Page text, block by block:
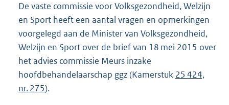
b
De vaste commissie voor Volksgezondheid, Welzijn
en Sport heeft een aantal vragen en opmerkingen
voorgelegd aan de Minister van Volksgezondheid,
Welzijn en Sport over de brief van 18 mei 2015 over
het advies commissie Meurs inzake
hoofdbehandelaarschap ggz (Kamerstuk 25 424,
nr. 275).